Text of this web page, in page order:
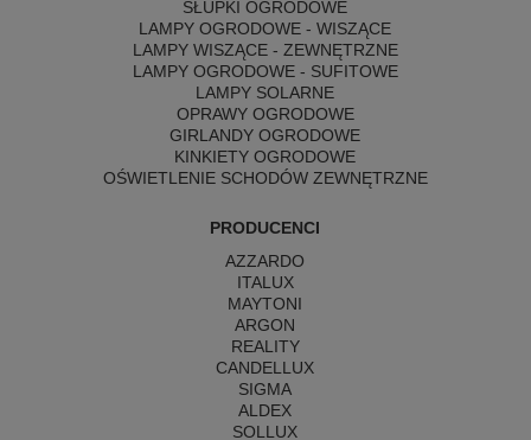
SŁUPKI OGRODOWE
LAMPY OGRODOWE - WISZĄCE
LAMPY WISZĄCE - ZEWNĘTRZNE
LAMPY OGRODOWE - SUFITOWE
LAMPY SOLARNE
OPRAWY OGRODOWE
GIRLANDY OGRODOWE
KINKIETY OGRODOWE
OŚWIETLENIE SCHODÓW ZEWNĘTRZNE
PRODUCENCI
AZZARDO
ITALUX
MAYTONI
ARGON
REALITY
CANDELLUX
SIGMA
ALDEX
SOLLUX